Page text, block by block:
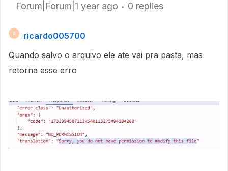
Forum|Forum|1 year ago 0 replies
R
ricardo005700
Quando salvo o arquivo ele ate vai pra pasta, mas
retorna esse erro